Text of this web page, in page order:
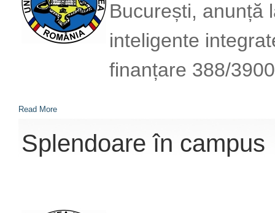
București, anunță
inteligente
finanțare 388/
Read More
Splendoare în campus